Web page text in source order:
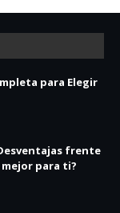
para Elegir
frente
mejor para ti?